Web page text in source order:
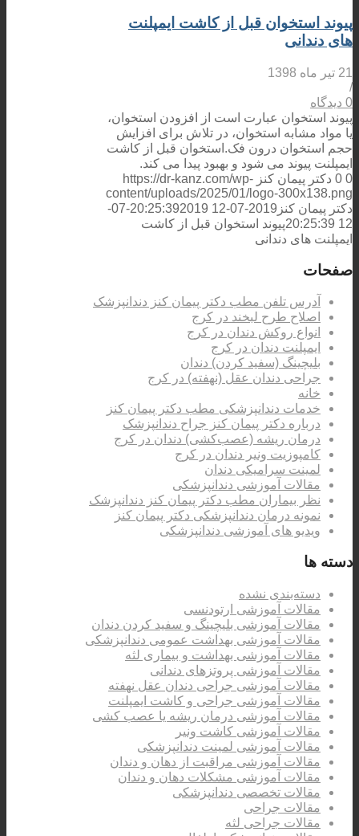
پیوند استخوان قبل از کاشت ایمپلنت
های دندانی
21 تیر ماه 1398
/
0 دیدگاه
پیوند استخوان عبارت است از افزودن استخوان،
یا مواد مشابه استخوان، در تلاش برای افزایش
حجم استخوان درون فک.استخوان قبل از کاشت
ایمپلنت پیوند می شود و بهبود پیدا می کند.
0
0 دکتر پیمان کنز https://dr-kanz.com/wp-
content/uploads/2025/01/logo-300x138.png
دکتر پیمان کنز 2019-07-12 20:25:39
2019-07-
12 20:25:39
پیوند استخوان قبل از کاشت
ایمپلنت های دندانی
صفحات
آدرس تلفن مطب دکتر پیمان کنز دندانپزشک
اصلاح طرح لبخند در کرج
انواع روکش دندان در کرج
ایمپلنت دندان در کرج
بلیچینگ (سفید کردن) دندان
جراحی دندان عقل (نهفته) در کرج
خانه
خدمات دندانپزشکی مطب دکتر پیمان کنز
درباره دکتر پیمان کنز جراح دندانپزشک
درمان ریشه (عصب‌کشی) دندان در کرج
کامپوزیت ونیر دندان در کرج
لمینت سرامیکی دندان
مقالات آموزشی دندانپزشکی
نظر بیماران مطب دکتر پیمان کنز دندانپزشک
نمونه درمان دندانپزشکی دکتر پیمان کنز
ویدیو های آموزشی دندانپزشکی
دسته ها
دسته‌بندی نشده
مقالات آموزشی ارتودنسی
مقالات آموزشی بلیچینگ و سفید کردن دندان
مقالات آموزشی بهداشت عمومی دندانپزشکی
مقالات آموزشی بهداشت و بیماری لثه
مقالات آموزشی پروتزهای دندانی
مقالات آموزشی جراحی دندان عقل نهفته
مقالات آموزشی جراحی و کاشت ایمپلنت
مقالات آموزشی درمان ریشه یا عصب کشی
مقالات آموزشی کاشت ونیر
مقالات آموزشی لمینت دندانپزشکی
مقالات آموزشی مراقبت از دهان و دندان
مقالات آموزشی مشکلات دهان و دندان
مقالات تخصصی دندانپزشکی
مقالات جراحی
مقالات جراحی لثه